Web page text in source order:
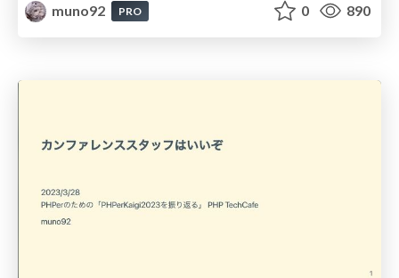
muno92
PRO 0 890